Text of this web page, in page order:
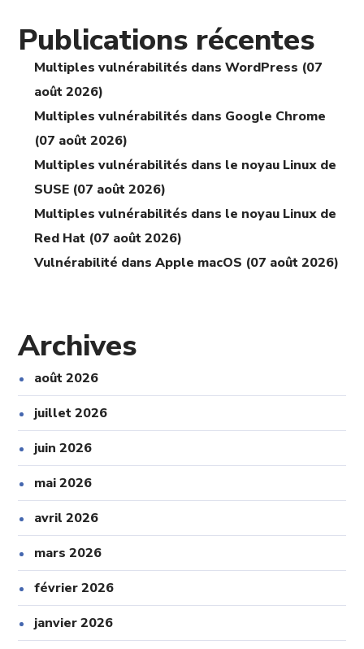
Publications récentes
Multiples vulnérabilités dans WordPress (07
août 2026)
Multiples vulnérabilités dans Google Chrome
(07 août 2026)
Multiples vulnérabilités dans le noyau Linux de
SUSE (07 août 2026)
Multiples vulnérabilités dans le noyau Linux de
Red Hat (07 août 2026)
Vulnérabilité dans Apple macOS (07 août 2026)
Archives
août 2026
juillet 2026
juin 2026
mai 2026
avril 2026
mars 2026
février 2026
janvier 2026